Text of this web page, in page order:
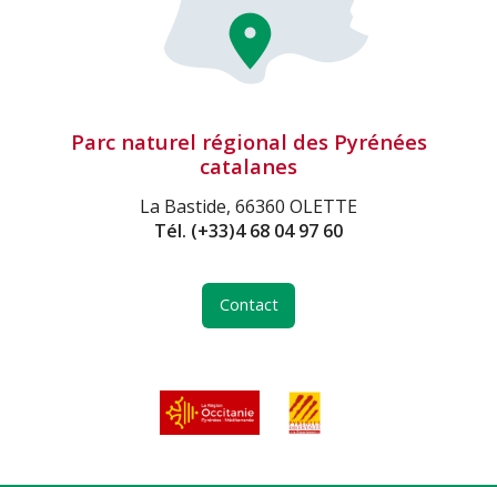
Parc naturel régional des Pyrénées
catalanes
La Bastide, 66360 OLETTE
Tél. (+33)4 68 04 97 60
Contact